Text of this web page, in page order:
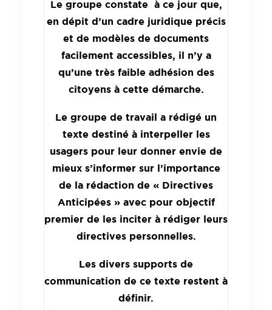
Le groupe constate à ce jour que,
en dépit d’un cadre juridique précis
et de modèles de documents
facilement accessibles, il n’y a
qu’une très faible adhésion des
citoyens à cette démarche.
Le groupe de travail a rédigé un
texte destiné à interpeller les
usagers pour leur donner envie de
mieux s’informer sur l’importance
de la rédaction de « Directives
Anticipées » avec pour objectif
premier de les inciter à rédiger leurs
directives personnelles.
Les divers supports de
communication de ce texte restent à
définir.